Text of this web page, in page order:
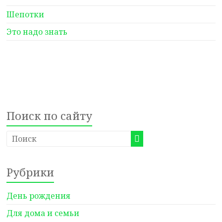
Шепотки
Это надо знать
Поиск по сайту
Рубрики
День рождения
Для дома и семьи